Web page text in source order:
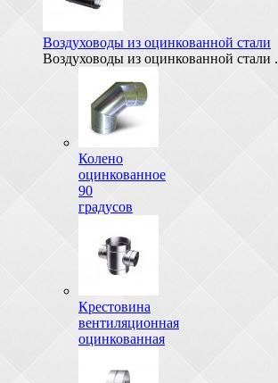
Воздуховоды из оцинкованной стали
Воздуховоды из оцинкованной стали
Колено
оцинкованное
90
градусов
Крестовина
вентиляционная
оцинкованная